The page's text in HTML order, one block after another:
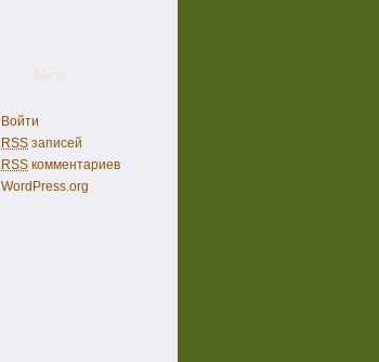
Войти
RSS записей
RSS комментариев
WordPress.org